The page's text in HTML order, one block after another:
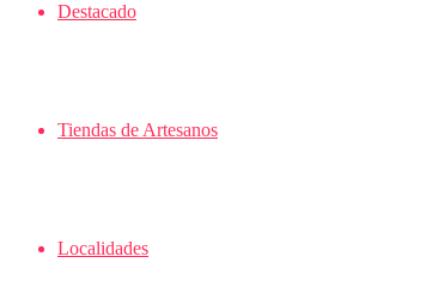
Destacado
Tiendas de Artesanos
Localidades